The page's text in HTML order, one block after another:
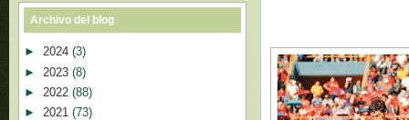
Archivo del blog
► 2024 (3)
► 2023 (8)
► 2022 (88)
► 2021 (73)